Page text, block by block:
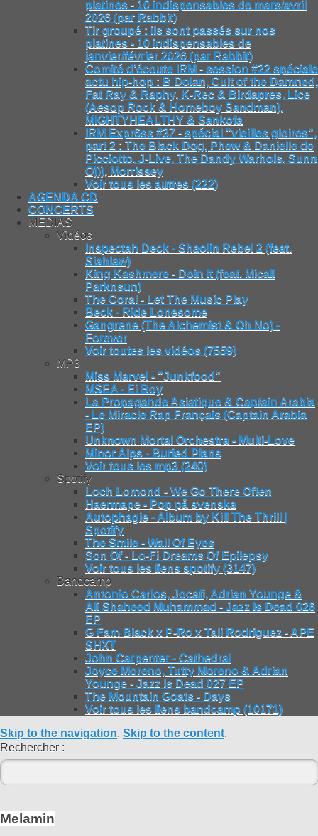
platines - 10 indispensables de mars/avril
2026 (par Rabbit)
Tir groupé : ils sont passés sur nos
platines - 10 indispensables de
janvier/février 2026 (par Rabbit)
Comité d’écoute IRM - session #22 spéciale
actu hip-hop : B Dolan, Cult of the Damned,
Fat Ray & Raphy, K-Rec & Birdapres, Lice
(Aesop Rock & Homeboy Sandman),
MIGHTYHEALTHY & Sankofa
IRM Expr6ss #37 - spécial "vieilles gloires",
part 2 : The Black Dog, Phew & Danielle de
Picciotto, J-Live, The Dandy Warhols, Sunn
O))), Morrissey
Voir tous les autres (222)
AGENDA CD
CONCERTS
MEDIAS
Vidéos
Inspectah Deck - Shaolin Rebel 2 (feat.
Siahlaw)
King Kashmere - Doin It (feat. Micall
Parknsun)
The Coral - Let The Music Play
Beck - Ride Lonesome
Gangrene (The Alchemist & Oh No) -
Forever
Voir toutes les vidéos (7559)
MP3
Miss Marvel - "Junkfood"
MSEA - Ei Boy
La Propagande Asiatique & Captain Arabia
- Le Miracle Rap Français (Captain Arabia
EP)
Unknown Mortal Orchestra - Multi-Love
Minor Alps - Buried Plans
Voir tous les mp3 (240)
Spotify
Loch Lomond - We Go There Often
Haermape - Pop på svenska
Autophagie - Album by Kill The Thrill |
Spotify
The Smile - Wall Of Eyes
Son Of - Lo-Fi Dreams Of Epilepsy
Voir tous les liens spotify (3147)
Bandcamp
Antonio Carlos, Jocafi, Adrian Younge &
Ali Shaheed Muhammad - Jazz Is Dead 026
EP
G Fam Black x P-Ro x Tali Rodriguez - APE
SHXT
John Carpenter - Cathedral
Joyce Moreno, Tutty Moreno & Adrian
Younge - Jazz Is Dead 027 EP
The Mountain Goats - Days
Voir tous les liens bandcamp (10171)
Skip to the navigation. Skip to the content.
Rechercher :
Melamin